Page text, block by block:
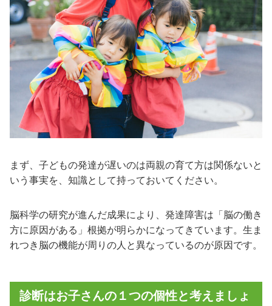
まず、子どもの発達が遅いのは両親の育て方は関係ないと
いう事実を、知識として持っておいてください。
脳科学の研究が進んだ成果により、発達障害は「脳の働き
方に原因がある」根拠が明らかになってきています。生ま
れつき脳の機能が周りの人と異なっているのが原因です。
診断はお子さんの１つの個性と考えましょ